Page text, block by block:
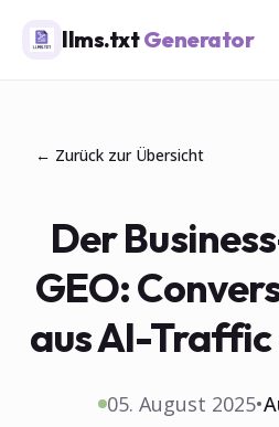
llms.txtGenerator
← Zurück zur Übersicht
Der
GEO:
aus AI-
05. August 2025•